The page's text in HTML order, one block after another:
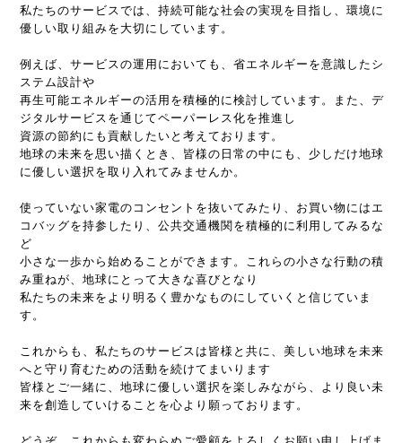
私たちのサービスでは、持続可能な社会の実現を目指し、環境に
優しい取り組みを大切にしています。
例えば、サービスの運用においても、省エネルギーを意識したシ
ステム設計や
再生可能エネルギーの活用を積極的に検討しています。また、デ
ジタルサービスを通じてペーパーレス化を推進し
資源の節約にも貢献したいと考えております。
地球の未来を思い描くとき、皆様の日常の中にも、少しだけ地球
に優しい選択を取り入れてみませんか。
使っていない家電のコンセントを抜いてみたり、お買い物にはエ
コバッグを持参したり、公共交通機関を積極的に利用してみるな
ど
小さな一歩から始めることができます。これらの小さな行動の積
み重ねが、地球にとって大きな喜びとなり
私たちの未来をより明るく豊かなものにしていくと信じていま
す。
これからも、私たちのサービスは皆様と共に、美しい地球を未来
へと守り育むための活動を続けてまいります
皆様とご一緒に、地球に優しい選択を楽しみながら、より良い未
来を創造していけることを心より願っております。